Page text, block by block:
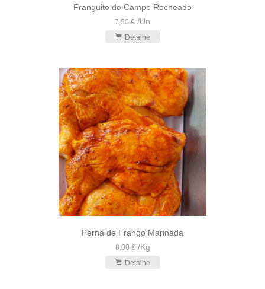
Franguito do Campo Recheado
7,50 € /Un
Detalhe
Perna de Frango Marinada
8,00 € /Kg
Detalhe